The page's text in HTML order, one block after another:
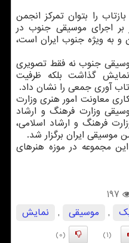
را بتوان تمرکز انجمن
اجرای موسیقی جنوب در
و به ویژه جنوب ایران است،
جنوب نه فقط تصویری
نمایش گذاشت بلکه ظرفیت
آوری جمعی را نشان داد.
معاونت امور هنری وزارت
وزارت فرهنگ و ارشاد
فرهنگ و ارشاد اسلامی،
موسیقی ایران برگزار شد.
مجموعه در موزه هنرهای
197
, موسیقی ,
نمایش
(1)
(0)